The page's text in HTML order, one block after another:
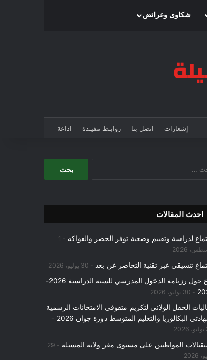
شكاوى وعرائض
إشعارات اتصل بنا روابـط مفيـدة اذاعة
ث
:
احدث المقالات
لدراسة وتقييم وضعية توفر الخضر والفواكه
1
2026
تنسيقي عبر تقنية التحاضر عن بعد 30 يوليو، 2026
بلاغ حول رزنامة الدخول المدرسي للسنة الدراسية 2026-
30 يوليو، 2026
الحفل الولائي لتكريم متفوقي الامتحانات الرسمية
البكالوريا والتعليم المتوسط دورة جوان 2026
المواطنين على مستوى مقر ولاية المسيلة
29
2026